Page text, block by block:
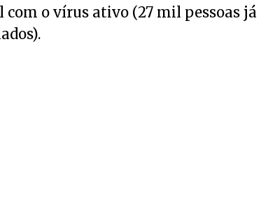
com o vírus ativo (27 mil pessoas já